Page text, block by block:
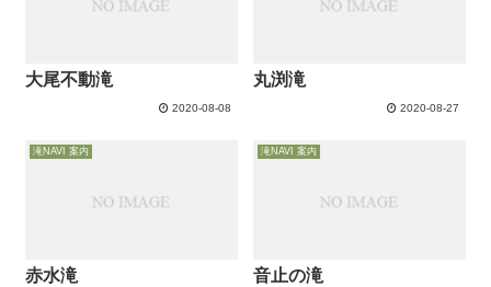
大尾不動滝
2020-08-08
丸渕滝
2020-08-27
滝NAVI 案内
赤水滝
滝NAVI 案内
音止の滝